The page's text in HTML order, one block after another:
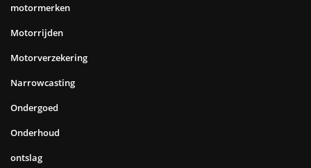
motormerken
Motorrijden
Motorverzekering
Narrowcasting
Ondergoed
Onderhoud
ontslag